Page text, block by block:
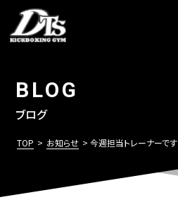
BLOG
ブログ
TOP > お知らせ > 今週担当トレーナーです